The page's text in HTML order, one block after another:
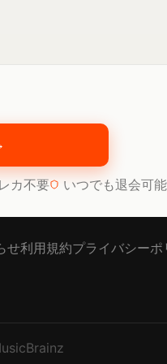
カ不要 いつでも退会可能
せ利用規約プライバシーポ